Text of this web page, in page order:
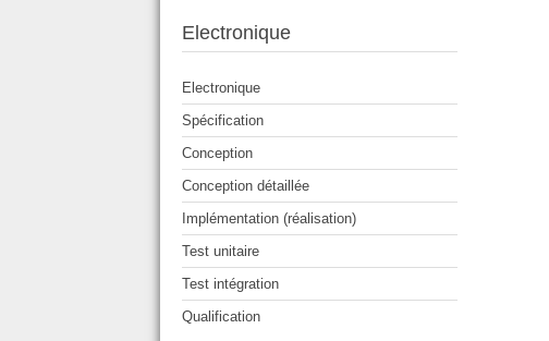
Electronique
Electronique
Spécification
Conception
Conception détaillée
Implémentation (réalisation)
Test unitaire
Test intégration
Qualification